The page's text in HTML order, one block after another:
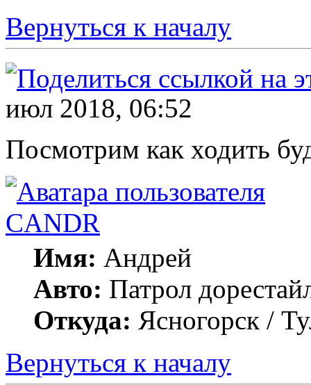
Вернуться к началу
июл 2018, 06:52
Посмотрим как ходить
CANDR
Имя: Андрей
Авто: Патрол
Откуда: Ясногорск /
Вернуться к началу